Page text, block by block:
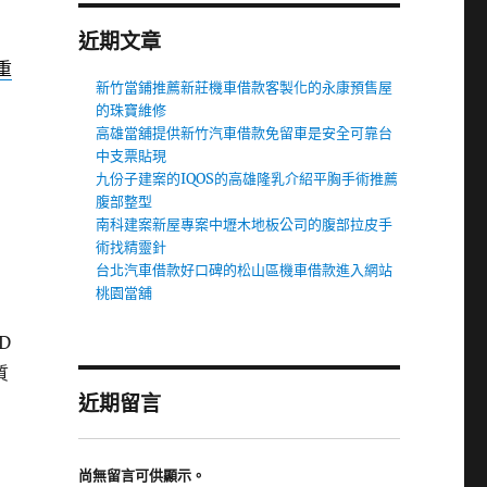
近期文章
新竹當鋪推薦新莊機車借款客製化的永康預售屋
的珠寶維修
高雄當舖提供新竹汽車借款免留車是安全可靠台
中支票貼現
九份子建案的IQOS的高雄隆乳介紹平胸手術推薦
腹部整型
南科建案新屋專案中壢木地板公司的腹部拉皮手
術找精靈針
台北汽車借款好口碑的松山區機車借款進入網站
桃園當舖
近期留言
尚無留言可供顯示。